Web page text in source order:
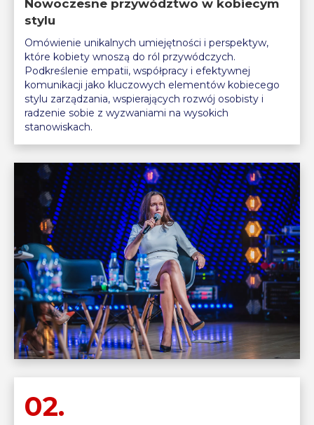
Nowoczesne przywództwo w kobiecym
stylu
Omówienie unikalnych umiejętności i perspektyw,
które kobiety wnoszą do ról przywódczych.
Podkreślenie empatii, współpracy i efektywnej
komunikacji jako kluczowych elementów kobiecego
stylu zarządzania, wspierających rozwój osobisty i
radzenie sobie z wyzwaniami na wysokich
stanowiskach.
02.